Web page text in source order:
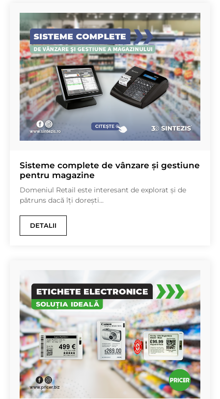
Sisteme complete de vânzare și gestiune
pentru magazine
Domeniul Retail este interesant de explorat și de
pătruns dacă îți dorești...
DETALII